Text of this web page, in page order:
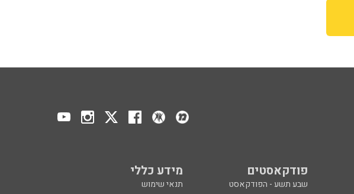
פודקאסטים מידע כללי
שבע תשע - הפודקאסט
תנאי שימוש